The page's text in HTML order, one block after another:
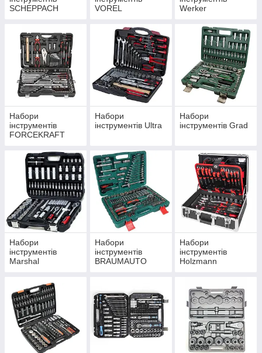
SCHEPPACH
VOREL
Werker
Набори
інструментів
FORCEKRAFT
Набори
інструментів Ultra
Набори
інструментів Grad
Набори
інструментів
Marshal
Набори
інструментів
BRAUMAUTO
Набори
інструментів
Holzmann